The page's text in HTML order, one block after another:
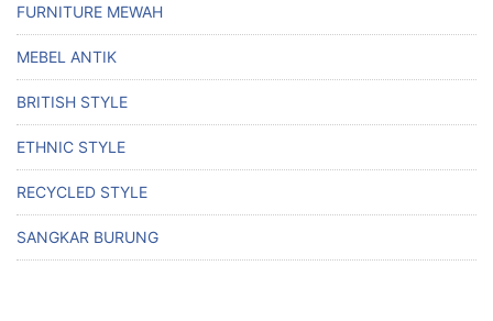
FURNITURE MEWAH
MEBEL ANTIK
BRITISH STYLE
ETHNIC STYLE
RECYCLED STYLE
SANGKAR BURUNG